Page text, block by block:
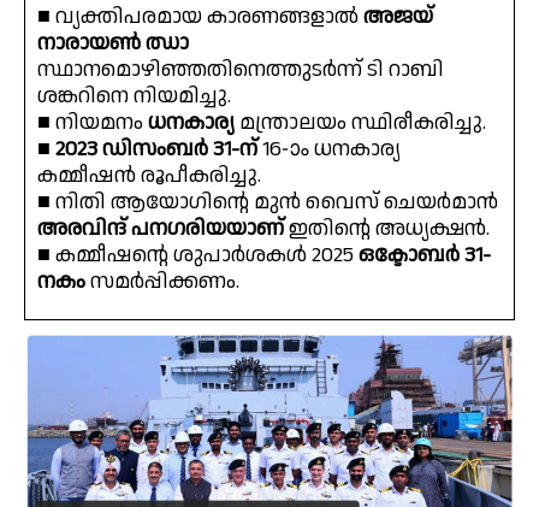
■ വ്യക്തിപരമായ കാരണങ്ങളാൽ അജയ്
നാരായൺ ഝാ
സ്ഥാനമൊഴിഞ്ഞതിനെത്തുടർന്ന് ടി റാബി
ശങ്കറിനെ നിയമിച്ചു.
■ നിയമനം ധനകാര്യ മന്ത്രാലയം സ്ഥിരീകരിച്ചു.
■ 2023 ഡിസംബർ 31-ന്16-ാം ധനകാര്യ
കമ്മീഷൻ രൂപീകരിച്ചു.
■ നിതി ആയോഗിന്റെ മുൻ വൈസ് ചെയർമാൻ
അരവിന്ദ് പനഗരിയയാണ്ഇതിന്റെ അധ്യക്ഷൻ.
■ കമ്മീഷന്റെ ശുപാർശകൾ 2025ഒക്ടോബർ 31-
നകംസമർപ്പിക്കണം.